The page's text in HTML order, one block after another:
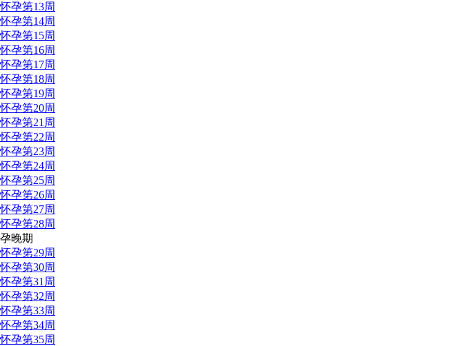
怀孕第13周
怀孕第14周
怀孕第15周
怀孕第16周
怀孕第17周
怀孕第18周
怀孕第19周
怀孕第20周
怀孕第21周
怀孕第22周
怀孕第23周
怀孕第24周
怀孕第25周
怀孕第26周
怀孕第27周
怀孕第28周
孕晚期
怀孕第29周
怀孕第30周
怀孕第31周
怀孕第32周
怀孕第33周
怀孕第34周
怀孕第35周